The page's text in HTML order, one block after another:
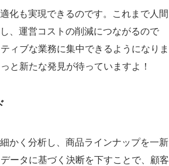
化も実現できるのです。これまで人間
、運営コストの削減につながるので
ィブな業務に集中できるようになりま
と新たな発見が待っていますよ！
かく分析し、商品ラインナップを一新
ータに基づく決断を下すことで、顧客